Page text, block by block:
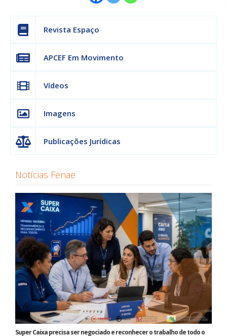
Revista Espaço
APCEF Em Movimento
Vídeos
Imagens
Publicações Jurídicas
Notícias Fenae
Super Caixa precisa ser negociado e reconhecer o trabalho de todo o